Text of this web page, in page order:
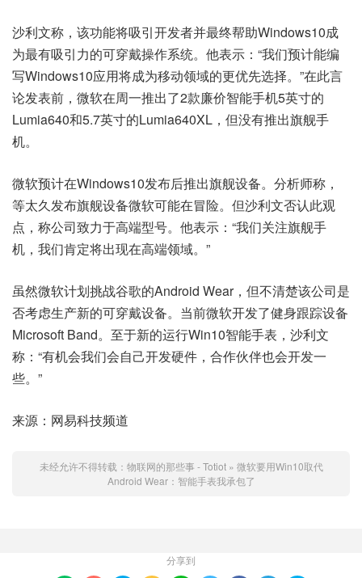
沙利文称，该功能将吸引开发者并最终帮助Windows10成
为最有吸引力的可穿戴操作系统。他表示：“我们预计能编
写Windows10应用将成为移动领域的更优先选择。”在此言
论发表前，微软在周一推出了2款廉价智能手机5英寸的
Lumia640和5.7英寸的Lumia640XL，但没有推出旗舰手
机。
微软预计在Windows10发布后推出旗舰设备。分析师称，
等太久发布旗舰设备微软可能在冒险。但沙利文否认此观
点，称公司致力于高端型号。他表示：“我们关注旗舰手
机，我们肯定将出现在高端领域。”
虽然微软计划挑战谷歌的Android Wear，但不清楚该公司是
否考虑生产新的可穿戴设备。当前微软开发了健身跟踪设备
Microsoft Band。至于新的运行Win10智能手表，沙利文
称：“有机会我们会自己开发硬件，合作伙伴也会开发一
些。”
来源：网易科技频道
未经允许不得转载： 物联网的那些事 - Totiot» 微软要用Win10取代
Android Wear：智能手表我承包了
分享到